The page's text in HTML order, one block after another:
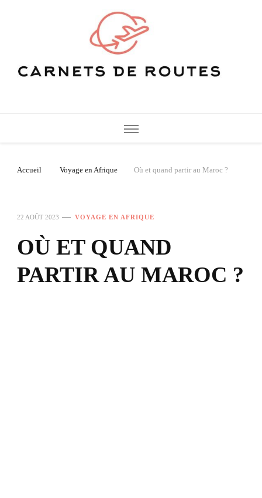
Accueil Voyage en Afrique Où et quand partir au Maroc ?
22 AOÛT 2023 VOYAGE EN AFRIQUE
OÙ ET QUAND
PARTIR AU MAROC ?